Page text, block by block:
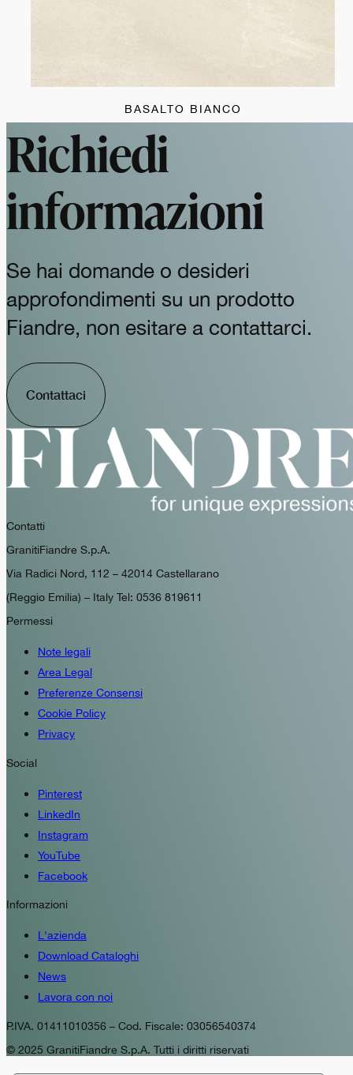
BASALTO BIANCO
Richiedi
informazioni
Se hai domande o desideri
approfondimenti su un prodotto
Fiandre, non esitare a contattarci.
Contattaci
Contatti
GranitiFiandre S.p.A.
Via Radici Nord, 112 – 42014 Castellarano
(Reggio Emilia) – Italy Tel: 0536 819611
Permessi
Note legali
Area Legal
Preferenze Consensi
Cookie Policy
Privacy
Social
Pinterest
LinkedIn
Instagram
YouTube
Facebook
Informazioni
L'azienda
Download Cataloghi
News
Lavora con noi
P.IVA. 01411010356 – Cod. Fiscale: 03056540374
© 2025 GranitiFiandre S.p.A. Tutti i diritti riservati